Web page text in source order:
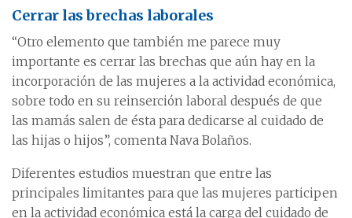
Cerrar las brechas laborales
“Otro elemento que también me parece muy
importante es cerrar las brechas que aún hay en la
incorporación de las mujeres a la actividad económica,
sobre todo en su reinserción laboral después de que
las mamás salen de ésta para dedicarse al cuidado de
las hijas o hijos”, comenta Nava Bolaños.
Diferentes estudios muestran que entre las
principales limitantes para que las mujeres participen
en la actividad económica está la carga del cuidado de